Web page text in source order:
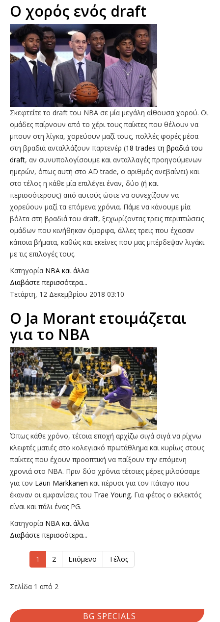
O χορός ενός draft
Σκεφτείτε τo draft του NBA σε μία μεγάλη αίθουσα χορού. Οι
ομάδες παίρνουν από το χέρι τους παίκτες που θέλουν να
μπουν στη λίγκα, χορεύουν μαζί τους, πολλές φορές μέσα
στη βραδιά ανταλλάζουν παρτενέρ (18 trades τη βραδιά του
draft, αν συνυπολογίσουμε και ανταλλαγές προηγούμενων
ημερών, όπως αυτή στο AD trade, ο αριθμός ανεβαίνει) και
στο τέλος η κάθε μία επιλέγει έναν, δύο (ή και
περισσότερους) από αυτούς ώστε να συνεχίζουν να
χορεύουν μαζί τα επόμενα χρόνια. Πάμε να κάνουμε μία
βόλτα στη βραδιά του draft, ξεχωρίζοντας τρεις περιπτώσεις
ομάδων που κινήθηκαν όμορφα, άλλες τρεις που έχασαν
κάποια βήματα, καθώς και εκείνες που μας μπέρδεψαν λιγάκι
με τις επιλογές τους.
Κατηγορία NBA και άλλα
Διαβάστε περισσότερα...
Τετάρτη, 12 Δεκεμβρίου 2018 03:10
O Ja Morant ετοιμάζεται
για το ΝΒΑ
Όπως κάθε χρόνο, τέτοια εποχή αρχίζω σιγά σιγά να ρίχνω
κλεφτές ματιές στο κολεγιακό πρωτάθλημα και κυρίως στους
παίκτες που έχουν προοπτική να παίξουν την επόμενη
χρονιά στο ΝΒΑ. Πριν δύο χρόνια τέτοιες μέρες μιλούσαμε
για τον Lauri Markkanen και πέρυσι για τον πάταγο που
έκαναν οι εμφανίσεις του Trae Young. Για φέτος ο εκλεκτός
είναι και πάλι ένας PG.
Κατηγορία NBA και άλλα
Διαβάστε περισσότερα...
1 2 Επόμενο Τέλος
Σελίδα 1 από 2
BG SPECIALS